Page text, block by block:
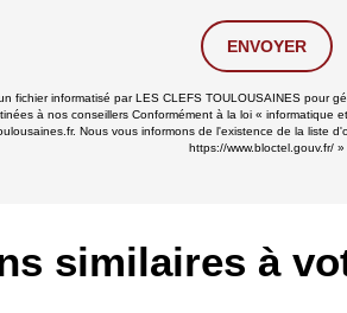
ENVOYER
fichier informatisé par LES CLEFS TOULOUSAINES
à nos conseillers Conformément à la loi «
Nous vous informons de l'existence de la liste
https://www.bloctel.gouv.fr/»
similaires à